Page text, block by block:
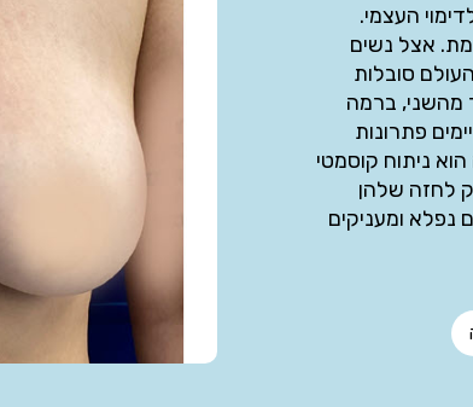
העצמי.
אצל נשים
סובלות
מהשני, ברמה
פתרונות
ניתוח קוסמטי
לחזה שלהן
נפלא ומעניקים